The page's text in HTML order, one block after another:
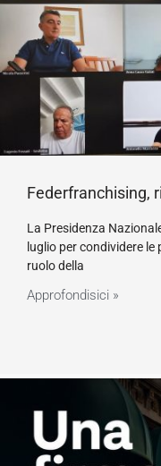
Federfranchising,
La Presidenza
luglio per condividere
ruolo della
Approfondisici »